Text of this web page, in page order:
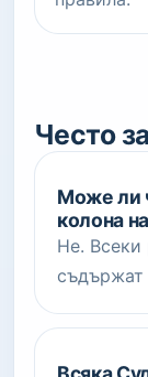
Често
Може ли
колона
Не. Всеки
съдържат